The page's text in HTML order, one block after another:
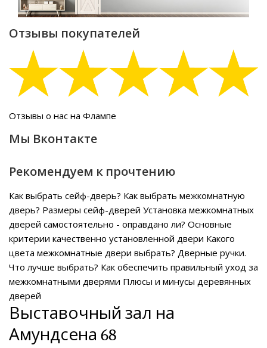
Отзывы покупателей
Отзывы о нас на Флампе
Мы Вконтакте
Рекомендуем к прочтению
Как выбрать сейф-дверь? Как выбрать межкомнатную
дверь? Размеры сейф-дверей Установка межкомнатных
дверей самостоятельно - оправдано ли? Основные
критерии качественно установленной двери Какого
цвета межкомнатные двери выбрать? Дверные ручки.
Что лучше выбрать? Как обеспечить правильный уход за
межкомнатными дверями Плюсы и минусы деревянных
дверей
Выставочный зал на
Амундсена 68